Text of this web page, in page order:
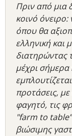
Πριν από μια
κοινό
όπου θα
ελληνική και
διατηρώντας
μέχρι σήμερα
προτάσεις,
φαγητό, τις
"farm to
βιώσιμης